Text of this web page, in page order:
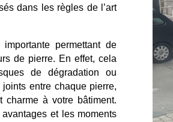
dans les règles de l’art
permettant de
de pierre. En effet, cela
de dégradation ou
entre chaque pierre,
charme à votre bâtiment.
et les moments